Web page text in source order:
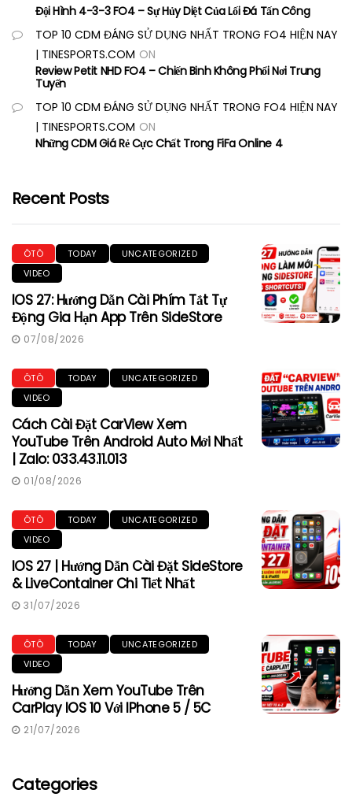
Đội Hình 4-3-3 FO4 – Sự Hủy Diệt Của Lối Đá Tấn Công
TOP 10 CDM ĐÁNG SỬ DỤNG NHẤT TRONG FO4 HIỆN NAY
| TINESPORTS.COM ON
Review Petit NHD FO4 – Chiến Binh Không Phổi Nơi Trung
Tuyến
TOP 10 CDM ĐÁNG SỬ DỤNG NHẤT TRONG FO4 HIỆN NAY
| TINESPORTS.COM ON
Những CDM Giá Rẻ Cực Chất Trong FiFa Online 4
Recent Posts
ÔTÔ TODAY
UNCATEGORIZED
VIDEO
IOS 27: Hướng Dẫn Cài Phím Tắt Tự
Động Gia Hạn App Trên SideStore
07/08/2026
ÔTÔ TODAY
UNCATEGORIZED
VIDEO
Cách Cài Đặt CarView Xem
YouTube Trên Android Auto Mới Nhất
| Zalo: 033.43.11.013
01/08/2026
ÔTÔ TODAY
UNCATEGORIZED
VIDEO
IOS 27 | Hướng Dẫn Cài Đặt SideStore
& LiveContainer Chi Tiết Nhất
31/07/2026
ÔTÔ TODAY
UNCATEGORIZED
VIDEO
Hướng Dẫn Xem YouTube Trên
CarPlay IOS 10 Với IPhone 5 / 5C
21/07/2026
Categories